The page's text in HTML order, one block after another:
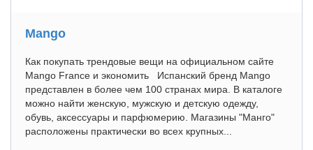
Mango
Как покупать трендовые вещи на официальном сайте
Mango France и экономить Испанский бренд Mango
представлен в более чем 100 странах мира. В каталоге
можно найти женскую, мужскую и детскую одежду,
обувь, аксессуары и парфюмерию. Магазины "Манго"
расположены практически во всех крупных...